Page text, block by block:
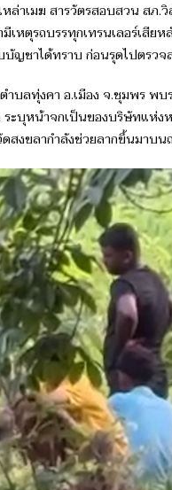
ล่าเมฆ สารวัตรสอบสวน สภ.
เหตุรถบรรทุกเทรนเลอร์เสี
ญชาได้ทราบ ก่อนรุดไปตรว
ำบลทุ่งคา อ.เมือง จ.ชุมพร พ
ะบุหน้าจกเป็นของบริษัทแห่ง
สงขลากำลังช่วยลากขึ้นมาบ